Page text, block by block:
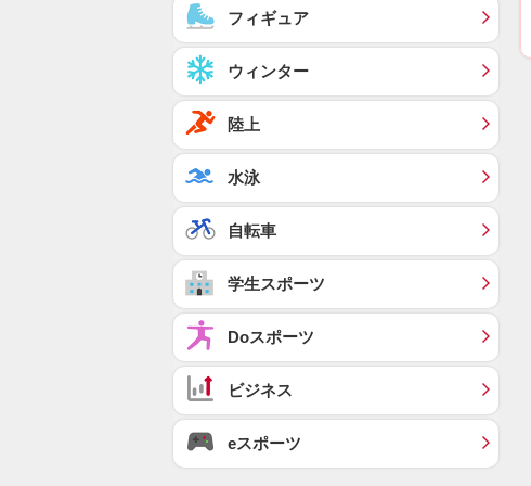
フィギュア
ウィンター
陸上
水泳
自転車
学生スポーツ
Doスポーツ
ビジネス
eスポーツ